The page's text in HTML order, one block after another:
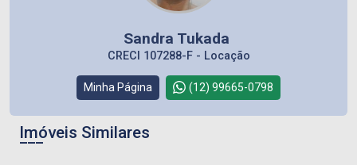
Sandra Tukada
CRECI 107288-F - Locação
Minha Página (12) 99665-0798
Imóveis Similares